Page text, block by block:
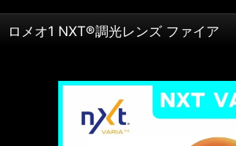
ロメオ1 NXT®調光レンズ ファイア